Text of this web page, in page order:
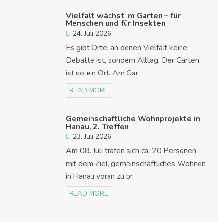
Vielfalt wächst im Garten – für
Menschen und für Insekten
24. Juli 2026
Es gibt Orte, an denen Vielfalt keine
Debatte ist, sondern Alltag. Der Garten
ist so ein Ort. Am Gar
READ MORE
Gemeinschaftliche Wohnprojekte in
Hanau, 2. Treffen
23. Juli 2026
Am 08. Juli trafen sich ca. 20 Personen
mit dem Ziel, gemeinschaftliches Wohnen
in Hanau voran zu br
READ MORE